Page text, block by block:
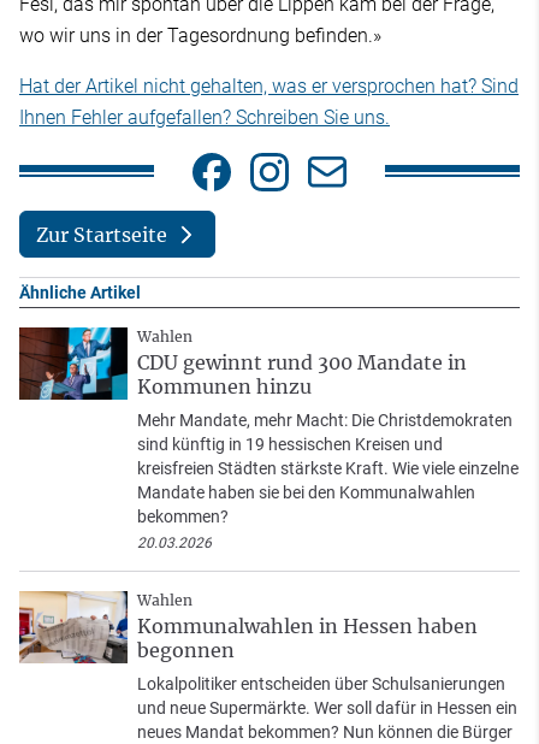
Fesl, das mir spontan über die Lippen kam bei der Frage,
wo wir uns in der Tagesordnung befinden.»
Hat der Artikel nicht gehalten, was er versprochen hat? Sind
Ihnen Fehler aufgefallen? Schreiben Sie uns.
Zur Startseite
Ähnliche Artikel
Wahlen
CDU gewinnt rund 300 Mandate in
Kommunen hinzu
Mehr Mandate, mehr Macht: Die Christdemokraten
sind künftig in 19 hessischen Kreisen und
kreisfreien Städten stärkste Kraft. Wie viele einzelne
Mandate haben sie bei den Kommunalwahlen
bekommen?
20.03.2026
Wahlen
Kommunalwahlen in Hessen haben
begonnen
Lokalpolitiker entscheiden über Schulsanierungen
und neue Supermärkte. Wer soll dafür in Hessen ein
neues Mandat bekommen? Nun können die Bürger